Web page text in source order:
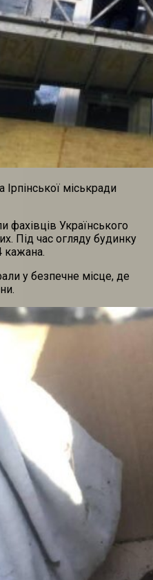
Ірпінської міськради
фахівців Українського
Під час огляду будинку
кажана.
у безпечне місце, де